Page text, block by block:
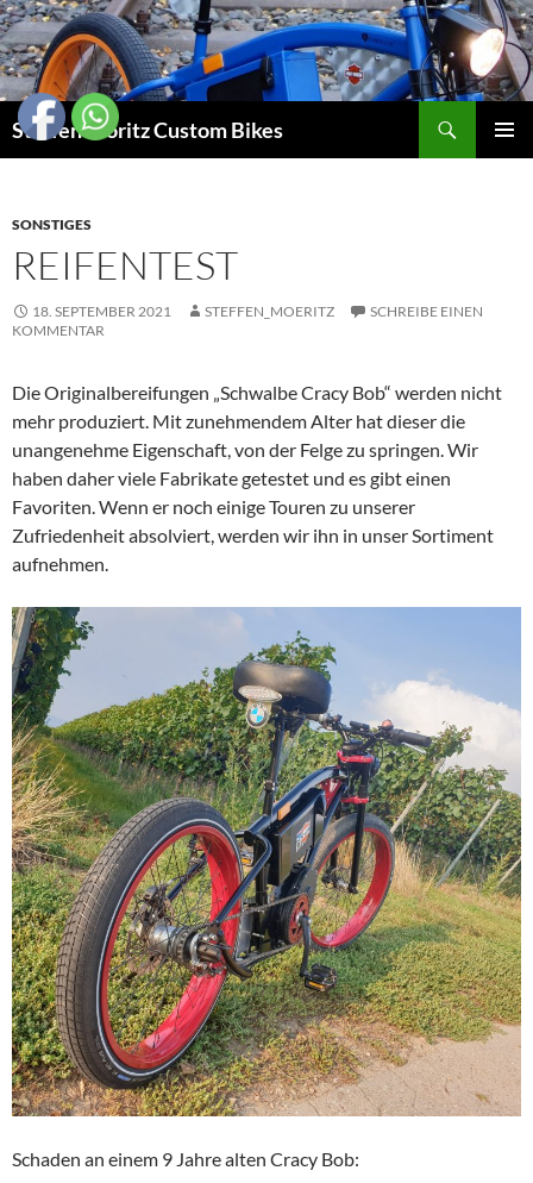
Steffen Möritz Custom Bikes
Suchen
SONSTIGES
REIFENTEST
18. SEPTEMBER 2021 STEFFEN_MOERITZ
SCHREIBE EINEN
KOMMENTAR
Die Originalbereifungen „Schwalbe Cracy Bob“ werden nicht
mehr produziert. Mit zunehmendem Alter hat dieser die
unangenehme Eigenschaft, von der Felge zu springen. Wir
haben daher viele Fabrikate getestet und es gibt einen
Favoriten. Wenn er noch einige Touren zu unserer
Zufriedenheit absolviert, werden wir ihn in unser Sortiment
aufnehmen.
Schaden an einem 9 Jahre alten Cracy Bob: